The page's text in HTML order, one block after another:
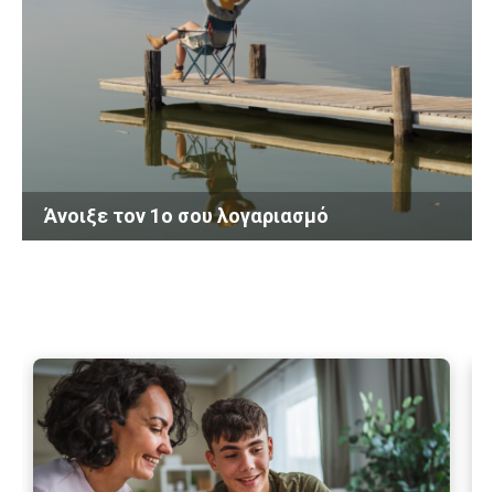
Άνοιξε τον 1ο σου λογαριασμό
Περισσότερα